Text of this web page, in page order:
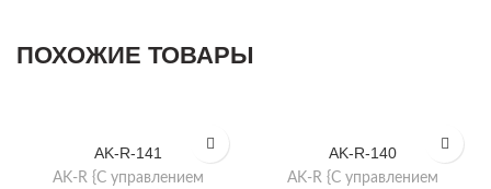
ПОХОЖИЕ ТОВАРЫ
AK-R-141
AK-R {С управлением
AK-R-140
AK-R {С управлением